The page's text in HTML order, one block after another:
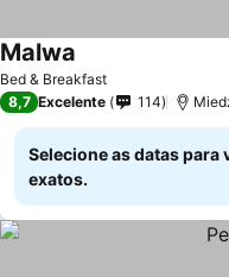
Bed & Breakfast
Malwa
8,7 Excelente 114
Selecione as datas para
exatos.